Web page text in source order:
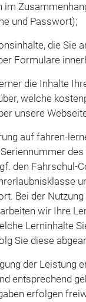
im
und Passwort);
die Sie
Formulare
die Inhalte
welche
unsere
auf fahren-
den Fahrschul-
Bei der Nutzung
wir Ihre
Lerninhalte
Sie diese
der Leistung
entsprechend
erfolgen